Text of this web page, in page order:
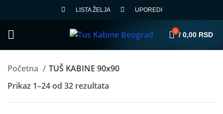
LISTA ŽELJA UPOREDI
0 / 0,00 RSD
Početna
TUŠ KABINE 90x90
Prikaz 1–24 od 32 rezultata